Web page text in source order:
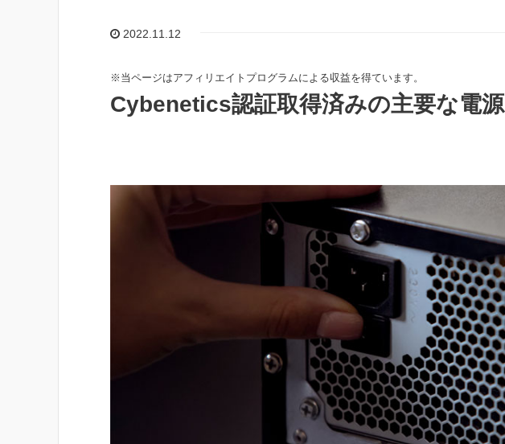
2022.11.12
※当ページはアフィリエイトプログラムによる収益を得ています。
Cybenetics認証取得済みの主要な電源